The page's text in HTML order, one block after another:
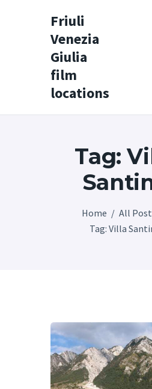
Friuli
Venezia
Giulia
film
locations
Tag:
Home
All
Tag: Villa
Friuli Venezia
Home
Special itineraries
Experience FVG
Castello di